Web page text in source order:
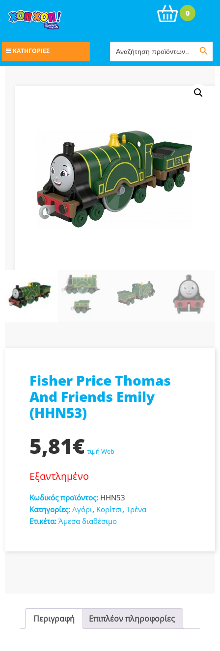
for:
Search Button
0
ΚΑΤΗΓΟΡΙΕΣ
Fisher Price Thomas
And Friends Emily
(HHN53)
5,81€ τιμή Web
Εξαντλημένο
Κωδικός προϊόντος: HHN53
Κατηγορίες: Αγόρι, Κορίτσι, Τρένα
Ετικέτα: Άμεσα διαθέσιμο
Περιγραφή Επιπλέον πληροφορίες